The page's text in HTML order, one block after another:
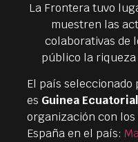
La Frontera tuvo
muestren las
colaborativas de
público la
El país
es Guinea Ecuatorial
organización con
España en el país: